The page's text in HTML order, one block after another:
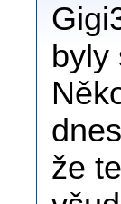
byly
že